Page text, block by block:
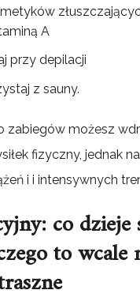
A
przy depilacji
z sauny.
zabiegów możesz
fizyczny, jednak
i i intensywnych
co dzieje
to wcale